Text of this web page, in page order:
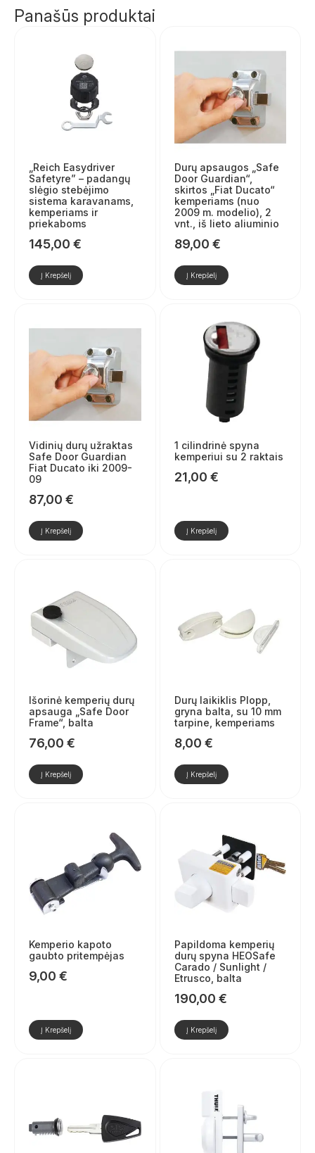
Panašūs produktai
„Reich Easydriver
Safetyre” – padangų
slėgio stebėjimo
sistema karavanams,
kemperiams ir
priekaboms
145,00 €
Į Krepšelį
Durų apsaugos „Safe
Door Guardian“,
skirtos „Fiat Ducato“
kemperiams (nuo
2009 m. modelio), 2
vnt., iš lieto aliuminio
89,00 €
Į Krepšelį
Vidinių durų užraktas
Safe Door Guardian
Fiat Ducato iki 2009-
09
87,00 €
Į Krepšelį
1 cilindrinė spyna
kemperiui su 2 raktais
21,00 €
Į Krepšelį
Išorinė kemperių durų
apsauga „Safe Door
Frame“, balta
76,00 €
Į Krepšelį
Durų laikiklis Plopp,
gryna balta, su 10 mm
tarpine, kemperiams
8,00 €
Į Krepšelį
Kemperio kapoto
gaubto pritempėjas
9,00 €
Į Krepšelį
Papildoma kemperių
durų spyna HEOSafe
Carado / Sunlight /
Etrusco, balta
190,00 €
Į Krepšelį